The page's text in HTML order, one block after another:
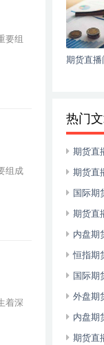
要组
组成
着深
期货直播
热门
期货直
期货直
国际期
期货直
内盘期
恒指期
国际期
外盘期
内盘期
期货直